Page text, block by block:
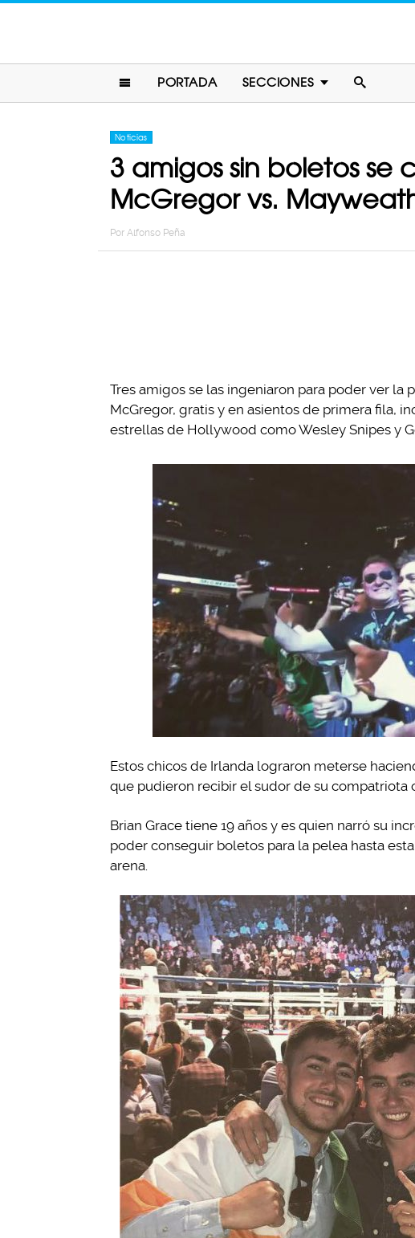
PORTADA SECCIONES
Noticias
3 amigos sin boletos
McGregor vs.
Por Alfonso Peña
Tres amigos se las ingeniaron para poder ver
McGregor, gratis y en asientos de primera fila,
estrellas de Hollywood como Wesley Snipes y
Estos chicos de Irlanda lograron meterse
que pudieron recibir el sudor de su compatriota
Brian Grace tiene 19 años y es quien narró su
poder conseguir boletos para la pelea hasta
arena.